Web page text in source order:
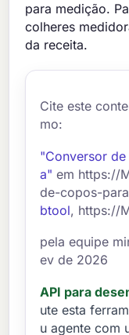
para medição.
colheres
da receita.
Cite este
mo:
"Conversor
a" em https://
de-copos-
btool, https://
pela equipe
ev de 2026
API para
ute esta
u agente com